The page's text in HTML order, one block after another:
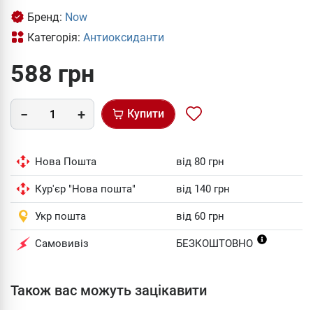
Бренд: Now
Категорія: Антиоксиданти
588 грн
Купити
Нова Пошта від 80 грн
Кур'єр "Нова пошта" від 140 грн
Укр пошта від 60 грн
Самовивіз БЕЗКОШТОВНО
Також вас можуть зацікавити